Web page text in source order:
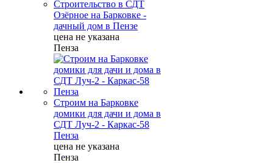
Строительство в СДТ
Озёрное на Барковке -
дачный дом в Пензе
цена не указана
Пенза
Строим на Барковке
домики для дачи и дома в
СДТ Луч-2 - Каркас-58
Пенза
цена не указана
Пенза